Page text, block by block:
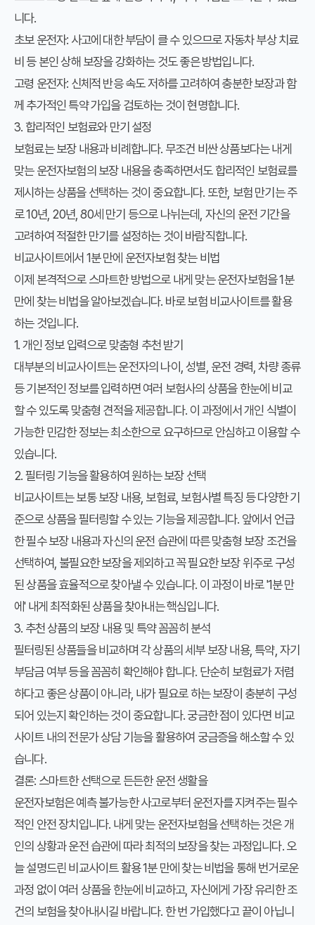
니다.
초보 운전자: 사고에 대한 부담이 클 수 있으므로 자동차 부상 치료
비 등 본인 상해 보장을 강화하는 것도 좋은 방법입니다.
고령 운전자: 신체적 반응 속도 저하를 고려하여 충분한 보장과 함
께 추가적인 특약 가입을 검토하는 것이 현명합니다.
3. 합리적인 보험료와 만기 설정
보험료는 보장 내용과 비례합니다. 무조건 비싼 상품보다는내게
맞는 운전자보험의 보장 내용을 충족하면서도 합리적인 보험료를
제시하는 상품을 선택하는 것이 중요합니다. 또한, 보험 만기는 주
로 10년, 20년, 80세 만기 등으로 나뉘는데, 자신의 운전 기간을
고려하여 적절한 만기를 설정하는 것이 바람직합니다.
비교사이트에서 1분 만에 운전자보험 찾는 비법
이제 본격적으로 스마트한 방법으로내게 맞는 운전자보험을1분
만에 찾는 비법을 알아보겠습니다. 바로 보험비교사이트를 활용
하는 것입니다.
1. 개인 정보 입력으로 맞춤형 추천 받기
대부분의 비교사이트는 운전자의 나이, 성별, 운전 경력, 차량 종류
등 기본적인 정보를 입력하면 여러 보험사의 상품을 한눈에 비교
할 수 있도록 맞춤형 견적을 제공합니다. 이 과정에서 개인 식별이
가능한 민감한 정보는 최소한으로 요구하므로 안심하고 이용할 수
있습니다.
2. 필터링 기능을 활용하여 원하는 보장 선택
비교사이트는 보통 보장 내용, 보험료, 보험사별 특징 등 다양한 기
준으로 상품을 필터링할 수 있는 기능을 제공합니다. 앞에서 언급
한 필수 보장 내용과 자신의 운전 습관에 따른 맞춤형 보장 조건을
선택하여, 불필요한 보장을 제외하고 꼭 필요한 보장 위주로 구성
된 상품을 효율적으로 찾아낼 수 있습니다. 이 과정이 바로 '1분 만
에' 내게 최적화된 상품을 찾아내는 핵심입니다.
3. 추천 상품의 보장 내용 및 특약 꼼꼼히 분석
필터링된 상품들을 비교하며 각 상품의 세부 보장 내용, 특약, 자기
부담금 여부 등을 꼼꼼히 확인해야 합니다. 단순히 보험료가 저렴
하다고 좋은 상품이 아니라, 내가 필요로 하는 보장이 충분히 구성
되어 있는지 확인하는 것이 중요합니다. 궁금한 점이 있다면 비교
사이트 내의 전문가 상담 기능을 활용하여 궁금증을 해소할 수 있
습니다.
결론: 스마트한 선택으로 든든한 운전 생활을
운전자보험은 예측 불가능한 사고로부터 운전자를 지켜주는 필수
적인 안전 장치입니다. 내게 맞는 운전자보험을 선택하는 것은 개
인의 상황과 운전 습관에 따라 최적의 보장을 찾는 과정입니다. 오
늘 설명드린비교사이트활용1분 만에 찾는 비법을 통해 번거로운
과정 없이 여러 상품을 한눈에 비교하고, 자신에게 가장 유리한 조
건의 보험을 찾아내시길 바랍니다. 한 번 가입했다고 끝이 아닙니